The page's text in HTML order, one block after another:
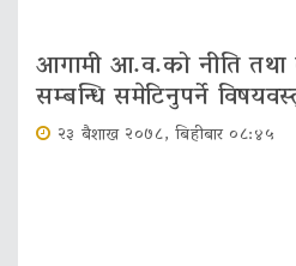
आगामी आ.व.को नीति तथा
सम्बन्धि समेटिनुपर्ने
२३ बैशाख २०७८, बिहीबार ०८:४५